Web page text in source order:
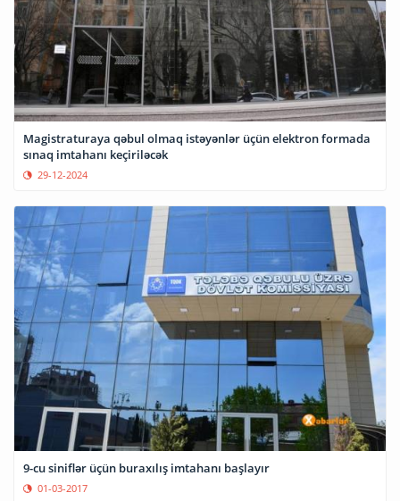
Magistraturaya qəbul olmaq istəyənlər üçün elektron formada
sınaq imtahanı keçiriləcək
29-12-2024
9-cu siniflər üçün buraxılış imtahanı başlayır
01-03-2017